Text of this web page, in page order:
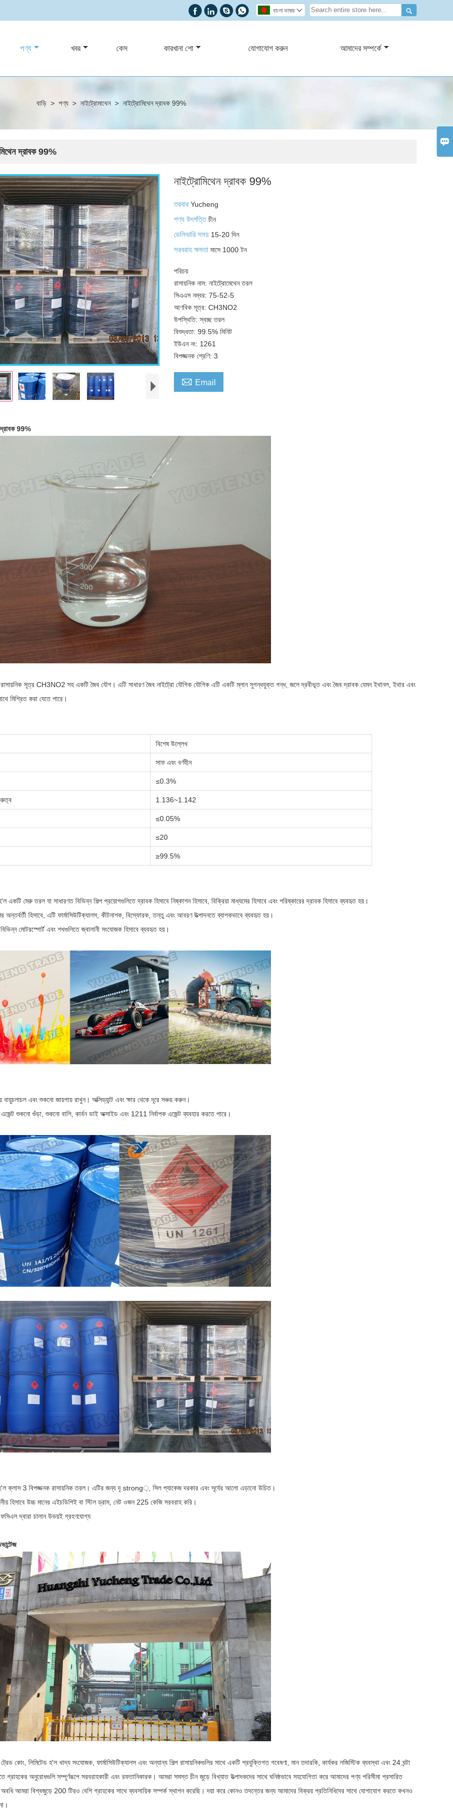


বাংলা ভাষার 
   
পণ্য খবর কেস কারখানা শো যোগাযোগ করুন আমাদের সম্পর্কে
বাড়ি > পণ্য > নাইট্রোমাথেন > নাইট্রোমিথেন দ্রাবক 99%
দ্রাবক 99%
নাইট্রোমিথেন দ্রাবক 99%
তরবারYucheng
পণ্য উৎপত্তিচীন
ডেলিভারি সময় 15-20 দিন
সরবরাহ ক্ষমতামাসে 1000 টন
পরিচয়
রাসায়নিক নাম: নাইট্রোমেথেন তরল
সিএএস নম্বর: 75-52-5
আণবিক সূত্র: CH3NO2
উপস্থিতি: স্বচ্ছ তরল
বিশুদ্ধতা: 99.5% মিনিট
ইউএন নং: 1261
বিপজ্জনক শ্রেণি: 3
 Email
দ্রাবক 99%
রাসায়নিক সূত্র CH3NO2 সহ একটি জৈব যৌগ। এটি সাধারণ জৈব নাইট্রো যৌগিক যৌগিক এটি একটি ম্লান সুগন্ধযুক্ত গন্ধ, জলে দ্রবীভূত এবং জৈব দ্রাবক যেমন ইথানল, ইথার এবং
মিশ্রিত করা যেতে পারে।
বিশেষ উল্লেখ
সাফ এবং বর্ণহীন
≤0.3%
1.136~1.142
≤0.05%
≤20
≥99.5%
একটি মেরু তরল যা সাধারণত বিভিন্ন শিল্প প্রয়োগগুলিতে দ্রাবক হিসাবে নিষ্কাশন হিসাবে, বিক্রিয়া মাধ্যমের হিসাবে এবং পরিষ্কারের দ্রাবক হিসাবে ব্যবহৃত হয়।
অন্তর্বর্তী হিসাবে, এটি ফার্মাসিউটিক্যালস, কীটনাশক, বিস্ফোরক, তন্তু এবং আবরণ উত্পাদনতে ব্যাপকভাবে ব্যবহৃত হয়।
মোটরস্পোর্ট এবং শখগুলিতে জ্বালানী সংযোজক হিসাবে ব্যবহৃত হয়।
বায়ুচলাচল এবং শুকনো জায়গায় রাখুন। অক্সিড্যান্ট এবং ক্ষার থেকে দূরে সঞ্চয় করুন।
এজেন্ট শুকনো গুঁড়া, শুকনো বালি, কার্বন ডাই অক্সাইড এবং 1211 নির্বাপক এজেন্ট ব্যবহার করতে পারে।
হ'ল ক্লাস 3 বিপজ্জনক রাসায়নিক তরল। এটির জন্য দৃ strong়, সিল প্যাকেজ দরকার এবং সূর্যের আলো এড়ানো উচিত।
হিসাবে উচ্চ মানের এইচডিপিই বা স্টিল ড্রাম, নেট ওজন 225 কেজি সরবরাহ করি।
দ্বারা চালান উভয়ই গ্রহণযোগ্য
ট্রেড কোং, লিমিটেড হ'ল খাদ্য সংযোজক, ফার্মাসিউটিক্যালস এবং অন্যান্য শিল্প রাসায়নিকগুলির সাথে একটি প্রযুক্তিগত গবেষণা, মান তদারকি, কার্যকর লজিস্টিক ব্যবস্থা এবং 24 ঘন্টা
গ্রাহকের অনুরোধগুলি সম্পূর্ণরূপে সরবরাহকারী এবং রফতানিকারক। আমরা সমস্ত চীন জুড়ে বিখ্যাত উত্পাদকদের সাথে ঘনিষ্ঠভাবে সহযোগিতা করে আমাদের পণ্য পরিসীমা প্রসারিত
আমরা বিশ্বজুড়ে 200 টিরও বেশি গ্রাহকের সাথে ব্যবসায়িক সম্পর্ক স্থাপন করেছি। দয়া করে কোনও তদন্তের জন্য আমাদের বিক্রয় প্রতিনিধিদের সাথে যোগাযোগ করতে কখনও